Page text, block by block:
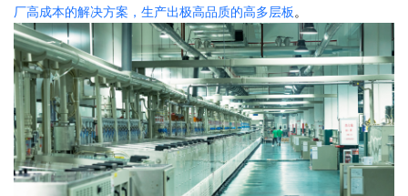
厂高成本的解决方案，生产出极高品质的高多层板 。